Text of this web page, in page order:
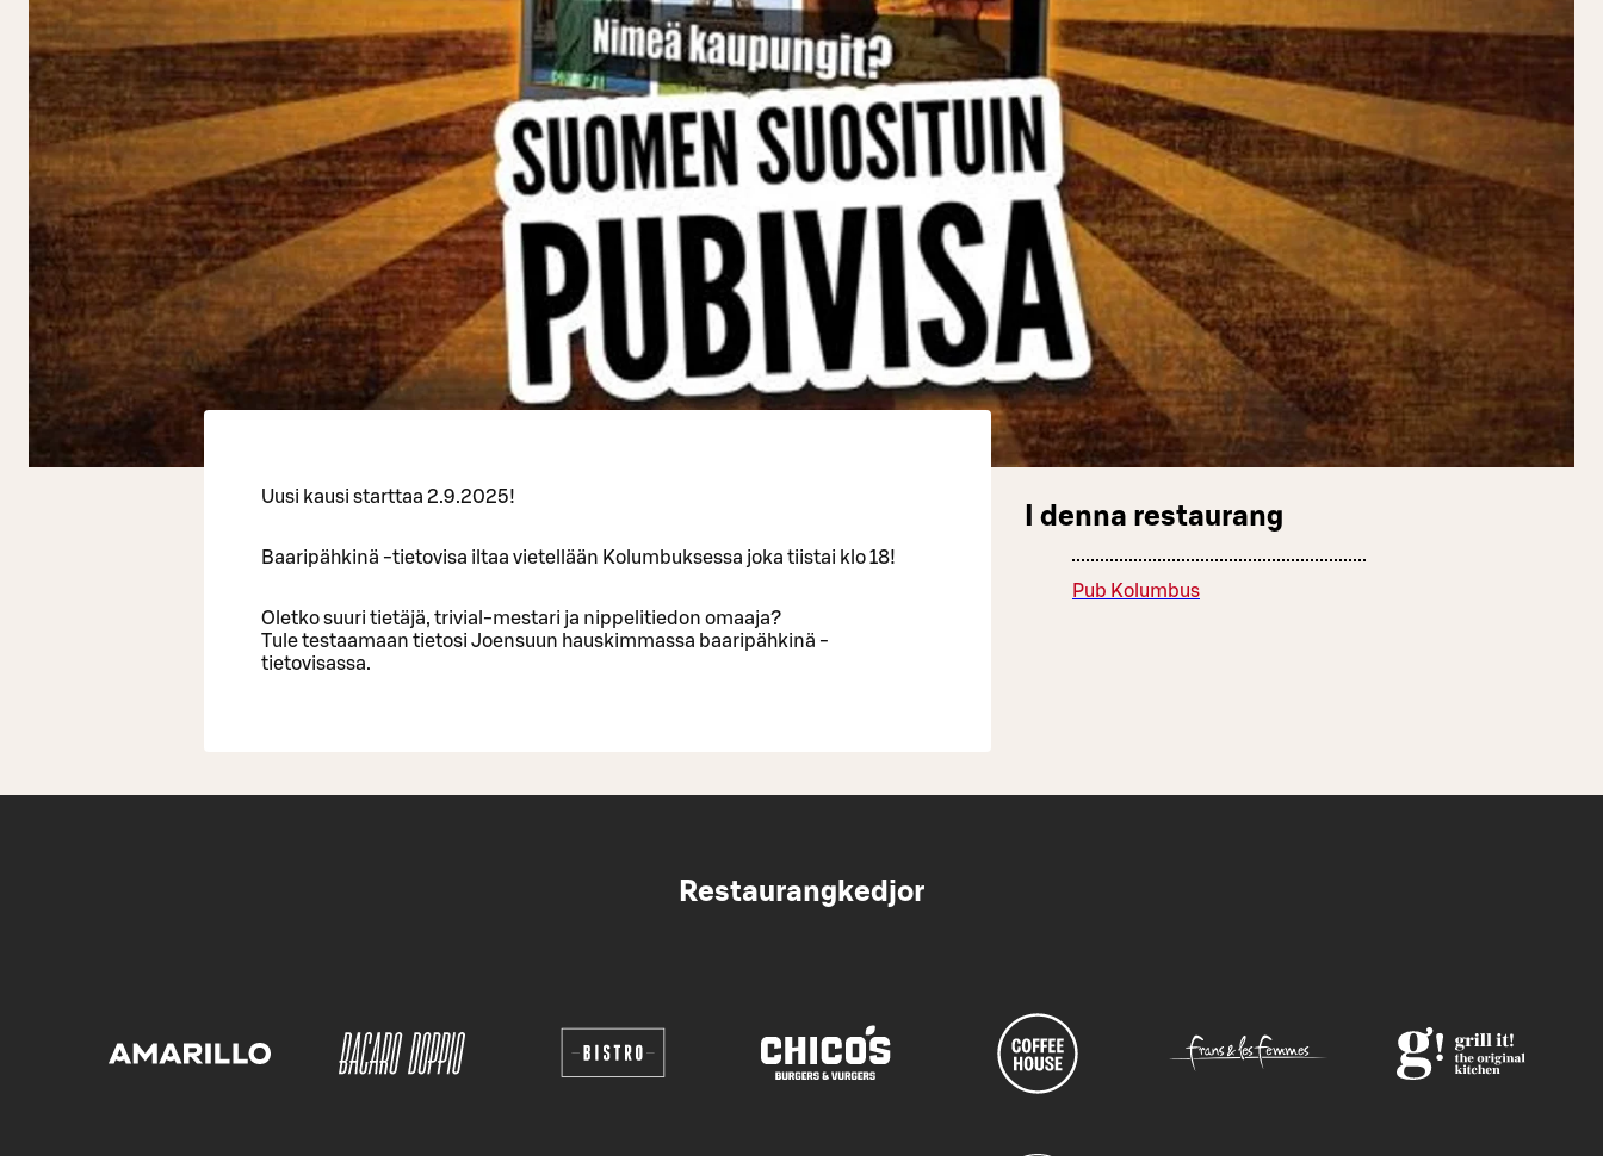
Uusi kausi starttaa 2.9.2025!
Baaripähkinä -tietovisa iltaa vietellään Kolumbuksessa joka tiistai klo 18!
Oletko suuri tietäjä, trivial-mestari ja nippelitiedon omaaja?
Tule testaamaan tietosi Joensuun hauskimmassa baaripähkinä -
tietovisassa.
I denna restaurang
Pub Kolumbus
Restaurangkedjor